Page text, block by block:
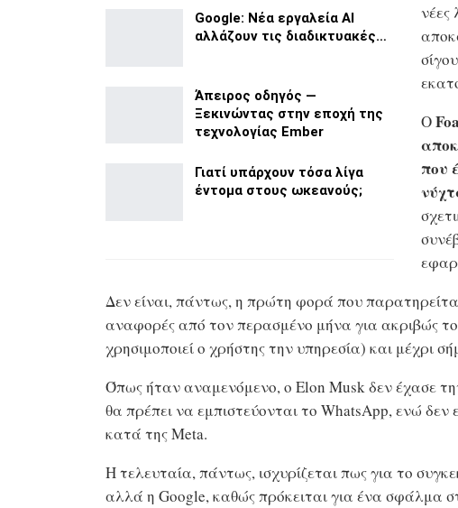
Google: Νέα εργαλεία ΑΙ
αλλάζουν τις διαδικτυακές…
Άπειρος οδηγός —
Ξεκινώντας στην εποχή της
τεχνολογίας Ember
Γιατί υπάρχουν τόσα λίγα
έντομα στους ωκεανούς;
νέες
Ο
που
Δεν είναι, πάντως, η πρώτη φορά που
αναφορές από τον περασμένο μήνα για ακριβώς
χρησιμοποιεί ο χρήστης την υπηρεσία) και μέχρι
Όπως ήταν αναμενόμενο, ο Elon Musk δεν έχασε
θα πρέπει να εμπιστεύονται το WhatsApp, ενώ
κατά της Meta.
Η τελευταία, πάντως, ισχυρίζεται πως για το
αλλά η Google, καθώς πρόκειται για ένα σφάλμα